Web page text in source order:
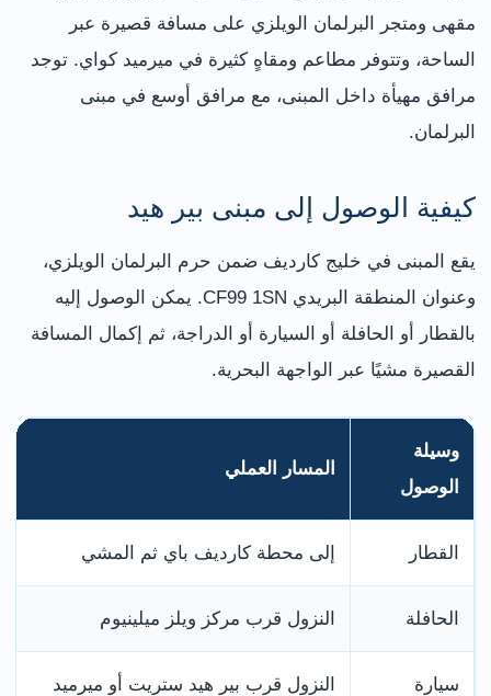
مقهى ومتجر البرلمان الويلزي على مسافة قصيرة عبر
الساحة، وتتوفر مطاعم ومقاهٍ كثيرة في ميرميد كواي. توجد
مرافق مهيأة داخل المبنى، مع مرافق أوسع في مبنى
البرلمان.
كيفية الوصول إلى مبنى بير هيد
يقع المبنى في خليج كارديف ضمن حرم البرلمان الويلزي،
وعنوان المنطقة البريدي CF99 1SN. يمكن الوصول إليه
بالقطار أو الحافلة أو السيارة أو الدراجة، ثم إكمال المسافة
القصيرة مشيًا عبر الواجهة البحرية.
وسيلة
الوصول
المسار العملي
القطار إلى محطة كارديف باي ثم المشي
الحافلة النزول قرب مركز ويلز ميلينيوم
سيارة
النزول قرب بير هيد ستريت أو ميرميد